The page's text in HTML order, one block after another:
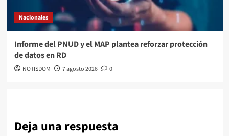
Nacionales
Informe del PNUD y el MAP plantea reforzar protección
de datos en RD
NOTISDOM 7 agosto 2026 0
Deja una respuesta